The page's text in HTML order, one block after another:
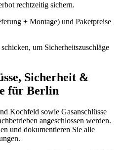
rechtzeitig sichern.
+ Montage) und Paketpreise
um Sicherheitszuschläge
Sicherheit &
für Berlin
Kochfeld sowie Gasanschlüsse
angeschlossen werden.
und dokumentieren Sie alle